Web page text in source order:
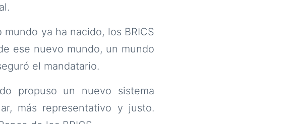
ya ha nacido, los BRICS
ese nuevo mundo, un mundo
el mandatario.
propuso un nuevo sistema
más representativo y justo.